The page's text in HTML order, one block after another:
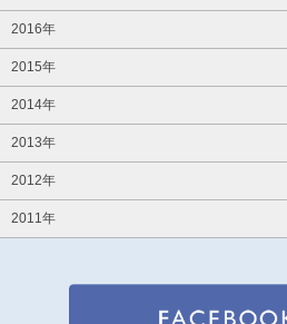
2016年
2015年
2014年
2013年
2012年
2011年